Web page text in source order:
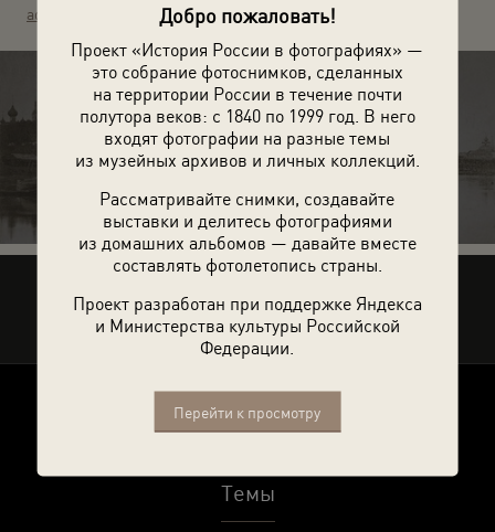
Добро пожаловать!
Проект «История России в фотографиях» —
это собрание фотоснимков, сделанных
на территории России в течение почти
полутора веков: с 1840 по 1999 год. В него
входят фотографии на разные темы
из музейных архивов и личных коллекций.
Рассматривайте снимки, создавайте
выставки и делитесь фотографиями
из домашних альбомов — давайте вместе
составлять фотолетопись страны.
Проект разработан при поддержке Яндекса
и Министерства культуры Российской
Федерации.
Перейти к просмотру
adm@yarkremlin.ru
245 фотографий
Рассказать друзьям
О проекте
Темы